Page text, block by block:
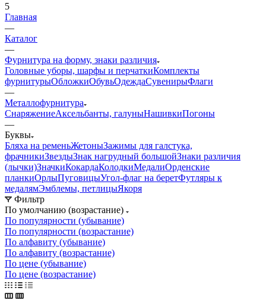
5
Главная
—
Каталог
—
Фурнитура на форму, знаки различия
Головные уборы, шарфы и перчаткиКомплекты
фурнитурыОбложкиОбувьОдеждаСувенирыФлаги
—
Металлофурнитура
СнаряжениеАксельбанты, галуныНашивкиПогоны
—
Буквы
Бляха на ременьЖетоныЗажимы для галстука,
фрачникиЗвездыЗнак нагрудный большойЗнаки различия
(лычки)ЗначкиКокардаКолодкиМедалиОрденские
планкиОрлыПуговицыУгол-флаг на беретФутляры к
медалямЭмблемы, петлицыЯкоря
Фильтр
По умолчанию (возрастание)
По популярности (убывание)
По популярности (возрастание)
По алфавиту (убывание)
По алфавиту (возрастание)
По цене (убывание)
По цене (возрастание)